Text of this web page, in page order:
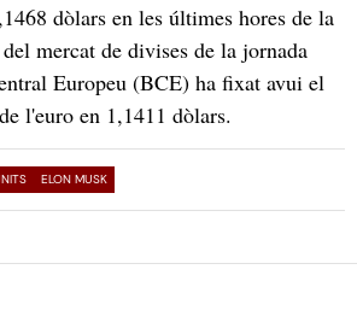
dòlars en les últimes hores de la
mercat de divises de la jornada
Europeu (BCE) ha fixat avui el
l'euro en 1,1411 dòlars.
ELON MUSK